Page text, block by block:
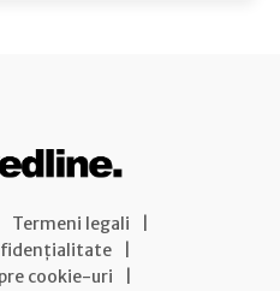
Termeni legali
cookie-uri